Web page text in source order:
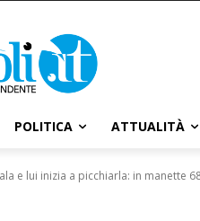
POLITICA ATTUALITÀ
e lui inizia a picchiarla: in manette